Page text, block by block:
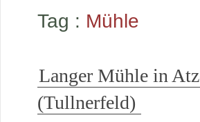
Tag : Mühle
Langer Mühle in
(Tullnerfeld)